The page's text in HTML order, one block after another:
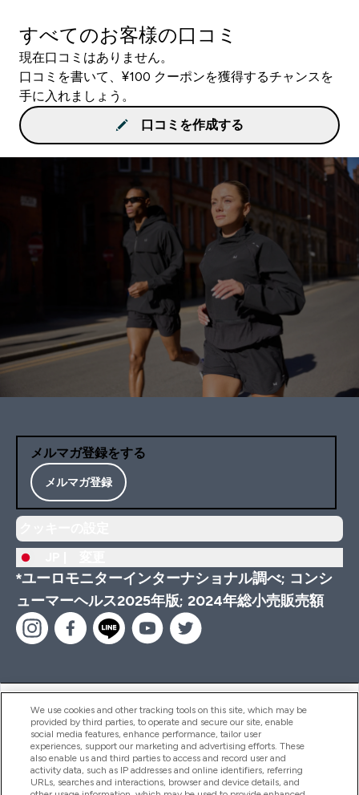
すべてのお客様の口コミ
現在口コミはありません。
口コミを書いて、¥100 クーポンを獲得するチャンスを
手に入れましょう。
口コミを作成する
メルマガ登録をする
メルマガ登録
*ユーロモニターインターナショナル調べ; コンシ
ューマーヘルス2025年版; 2024年総小売販売額
ヘルプ＆ガイド
商品について
We use cookies and other tracking tools on this site, which may be
provided by third parties, to operate and secure our site, enable
social media features, enhance performance, tailor user
experiences, support our marketing and advertising efforts. These
also enable us and third parties to access and record user and
activity data, such as IP addresses and online identifiers, referring
URLs, searches and interactions, browser and device details, and